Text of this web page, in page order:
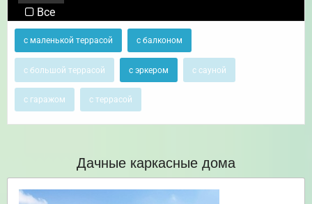
Все
с маленькой террасой с балконом
с большой террасой с эркером с сауной
с гаражом с террасой
Дачные каркасные дома